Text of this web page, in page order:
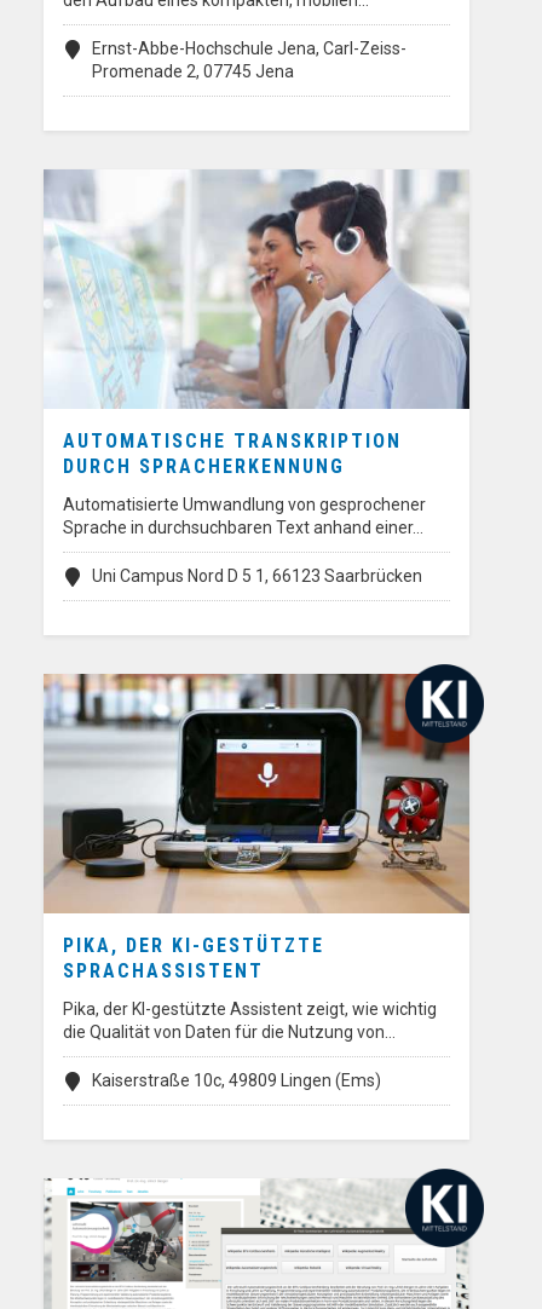
Ernst-Abbe-Hochschule Jena, Carl-Zeiss-
Promenade 2, 07745 Jena
AUTOMATISCHE TRANSKRIPTION
DURCH SPRACHERKENNUNG
Automatisierte Umwandlung von gesprochener
Sprache in durchsuchbaren Text anhand einer…
Uni Campus Nord D 5 1, 66123 Saarbrücken
PIKA, DER KI-GESTÜTZTE
SPRACHASSISTENT
Pika, der KI-gestützte Assistent zeigt, wie wichtig
die Qualität von Daten für die Nutzung von…
Kaiserstraße 10c, 49809 Lingen (Ems)